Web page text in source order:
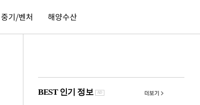
중기/벤처 해양수산